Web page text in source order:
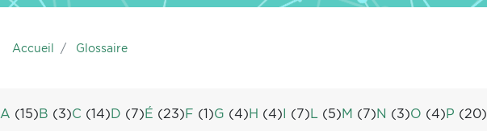
Accueil Glossaire
A (15)B (3)C (14)D (7)É (23)F (1)G (4)H (4) (7)L (5)M (7)N (3)O (4)P (20)